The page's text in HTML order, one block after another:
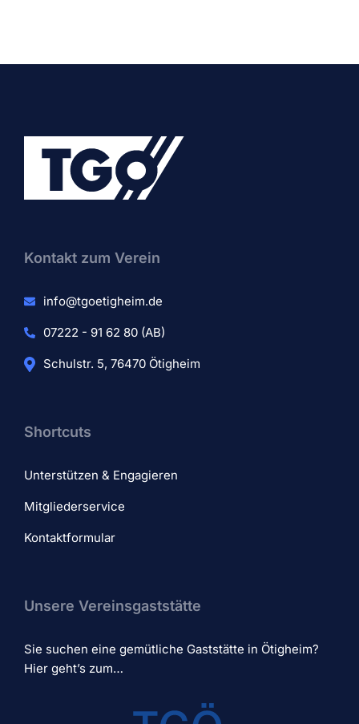
Kontakt zum Verein​
info@tgoetigheim.de
07222 - 91 62 80 (AB)
Schulstr. 5, 76470 Ötigheim
Shortcuts
Unterstützen & Engagieren
Mitgliederservice
Kontaktformular
Unsere Vereinsgaststätte
Sie suchen eine gemütliche Gaststätte in Ötigheim?
Hier geht’s zum…